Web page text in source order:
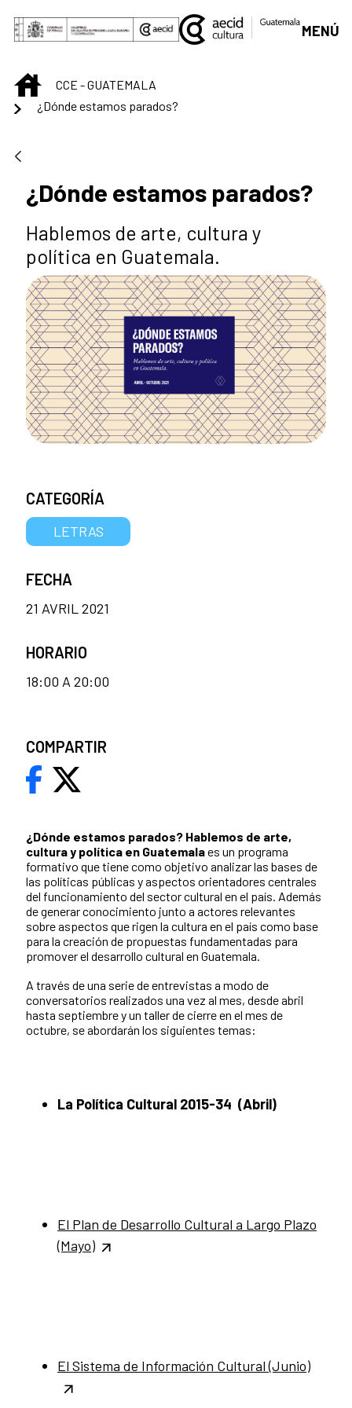
Saltar al contenido principal
MENÚ
INICIOCCE - GUATEMALA
¿Dónde estamos parados?
¿Dónde estamos parados?
Hablemos de arte, cultura y
política en Guatemala.
¿Dónde estamos parados? Hablemos de arte,
cultura y política en Guatemalaes un programa
formativo que tiene como objetivo analizar las bases de
las políticas públicas y aspectos orientadores centrales
del funcionamiento del sector cultural en el país. Además
de generar conocimiento junto a actores relevantes
sobre aspectos que rigen la cultura en el país como base
para la creación de propuestas fundamentadas para
promover el desarrollo cultural en Guatemala.
A través de una serie de entrevistas a modo de
conversatorios realizados una vez al mes, desde abril
hasta septiembre y un taller de cierre en el mes de
octubre, se abordarán los siguientes temas:
La Política Cultural 2015-34 (Abril)
El Plan de Desarrollo Cultural a Largo Plazo
(Mayo)
El Sistema de Información Cultural (Junio)
CATEGORÍA
LETRAS
FECHA
21 AVRIL 2021
HORARIO
18:00 A 20:00
COMPARTIR